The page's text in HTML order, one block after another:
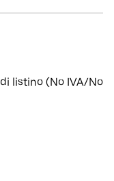
listino (No IVA/No